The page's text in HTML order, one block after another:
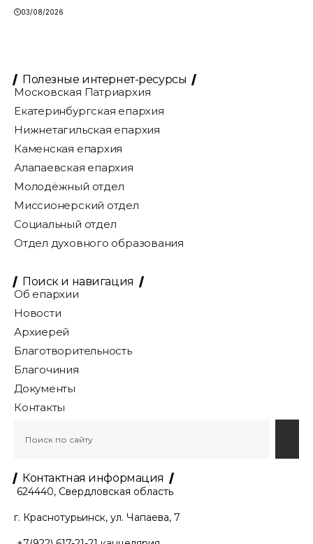
03/08/2026
Полезные интернет-ресурсы
Московская Патриархия
Екатеринбургская епархия
Нижнетагильская епархия
Каменская епархия
Алапаевская епархия
Молодёжный отдел
Миссионерский отдел
Социальный отдел
Отдел духовного образования
Поиск и навигация
Об епархии
Новости
Архиерей
Благотворительность
Благочиния
Документы
Контакты
Контактная информация
624440, Свердловская область
г. Краснотурьинск, ул. Чапаева, 7